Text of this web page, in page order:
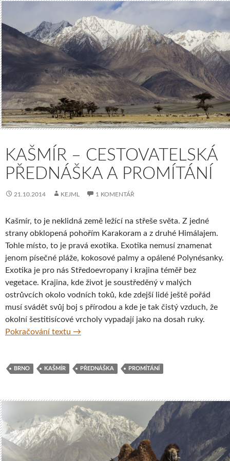
KAŠMÍR – CESTOVATELSKÁ
PŘEDNÁŠKA A PROMÍTÁNÍ
21.10.2014 KEJML 1 KOMENTÁŘ
Kašmír, to je neklidná země ležící na střeše světa. Z jedné
strany obklopená pohořím Karakoram a z druhé Himálajem.
Tohle místo, to je pravá exotika. Exotika nemusí znamenat
jenom písečné pláže, kokosové palmy a opálené Polynésanky.
Exotika je pro nás Středoevropany i krajina téměř bez
vegetace. Krajina, kde život je soustředěný v malých
ostrůvcích okolo vodních toků, kde zdejší lidé ještě pořád
musí svádět svůj boj s přírodou a kde je tak čistý vzduch, že
okolní šestitisícové vrcholy vypadají jako na dosah ruky.
Pokračování textu Kašmír – cestovatelská přednáška a
→
BRNO KAŠMÍR PŘEDNÁŠKA PROMÍTÁNÍ